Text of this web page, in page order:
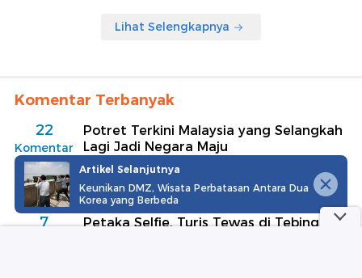
Lihat Selengkapnya
Komentar Terbanyak
22
Komentar
Potret Terkini Malaysia yang Selangkah
Lagi Jadi Negara Maju
8
Komentar
Gara-gara Protes Penerbangan Delay,
Warga 62 Ditahan Polisi KLIA
7
Petaka Selfie, Turis Tewas di Tebing
Artikel Selanjutnya
Keunikan DMZ, Wisata Perbatasan Antara Dua
Korea yang Berbeda